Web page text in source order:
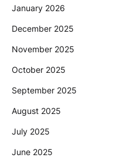
January 2026
December 2025
November 2025
October 2025
September 2025
August 2025
July 2025
June 2025